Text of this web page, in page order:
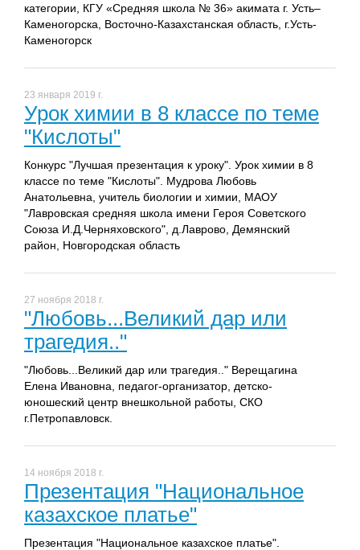
категории, КГУ «Средняя школа № 36» акимата г. Усть–
Каменогорска, Восточно-Казахстанская область, г.Усть-
Каменогорск
23 января 2019 г.
Урок химии в 8 классе по теме
"Кислоты"
Конкурс "Лучшая презентация к уроку". Урок химии в 8
классе по теме "Кислоты". Мудрова Любовь
Анатольевна, учитель биологии и химии, МАОУ
"Лавровская средняя школа имени Героя Советского
Союза И.Д.Черняховского", д.Лаврово, Демянский
район, Новгородская область
27 ноября 2018 г.
"Любовь...Великий дар или
трагедия.."
"Любовь...Великий дар или трагедия.." Верещагина
Елена Ивановна, педагог-организатор, детско-
юношеский центр внешкольной работы, СКО
г.Петропавловск.
14 ноября 2018 г.
Презентация "Национальное
казахское платье"
Презентация "Национальное казахское платье".